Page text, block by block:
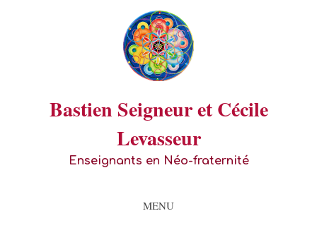
Bastien Seigneur et Cécile
Levasseur
Enseignants en Néo-fraternité
MENU